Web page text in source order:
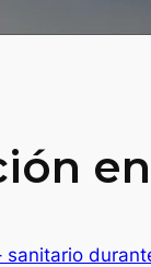
sanitario